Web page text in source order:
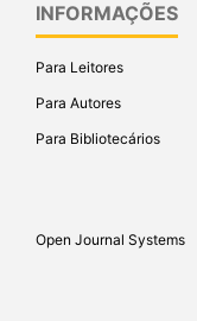
INFORMAÇÕES
Para Leitores
Para Autores
Para Bibliotecários
Open Journal Systems